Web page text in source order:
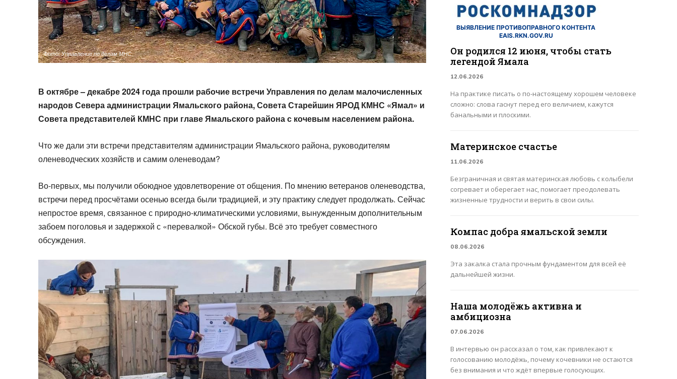
Фото: Управление по делам МНС
В октябре – декабре 2024 года прошли рабочие встречи Управления по делам малочисленных
народов Севера администрации Ямальского района, Совета Старейшин ЯРОД КМНС «Ямал» и
Совета представителей КМНС при главе Ямальского района с кочевым населением района.
Что же дали эти встречи представителям администрации Ямальского района, руководителям
оленеводческих хозяйств и самим оленеводам?
Во-первых, мы получили обоюдное удовлетворение от общения. По мнению ветеранов оленеводства,
встречи перед просчётами осенью всегда были традицией, и эту практику следует продолжать. Сейчас
непростое время, связанное с природно-климатическими условиями, вынужденным дополнительным
забоем поголовья и задержкой с «перевалкой» Обской губы. Всё это требует совместного
обсуждения.
ВЫЯВЛЕНИЕ ПРОТИВОПРАВНОГО КОНТЕНТА
EAIS.RKN.GOV.RU
Он родился 12 июня, чтобы стать
легендой Ямала
12.06.2026
На практике писать о по-настоящему хорошем человеке
сложно: слова гаснут перед его величием, кажутся
банальными и плоскими.
Материнское счастье
11.06.2026
Безграничная и святая материнская любовь с колыбели
согревает и оберегает нас, помогает преодолевать
жизненные трудности и верить в свои силы.
Компас добра ямальской земли
08.06.2026
Эта закалка стала прочным фундаментом для всей её
дальнейшей жизни.
Наша молодёжь активна и
амбициозна
07.06.2026
В интервью он рассказал о том, как привлекают к
голосованию молодёжь, почему кочевники не остаются
без внимания и что ждёт впервые голосующих.